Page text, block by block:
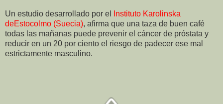
Un estudio desarrollado por el
Instituto Karolinska
deEstocolmo (Suecia), afirma que una taza de buen café
todas las mañanas puede prevenir el cáncer de próstata y
reducir en un 20 por ciento el riesgo de padecer ese mal
estrictamente masculino.